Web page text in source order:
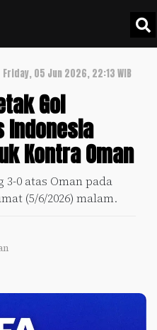
Friday, 05 Jun 2026, 22:13 WIB
Gol
Indonesia
Kontra Oman
0 atas Oman pada
(5/6/2026) malam.